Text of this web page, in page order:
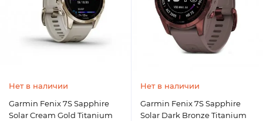
Нет в наличии
Garmin Fenix 7S Sapphire
Solar Cream Gold Titanium
Нет в наличии
Garmin Fenix 7S Sapphire
Solar Dark Bronze Titanium